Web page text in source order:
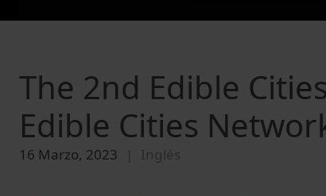
The 2nd Edible
Edible Cities
16 Marzo, 2023 Inglés